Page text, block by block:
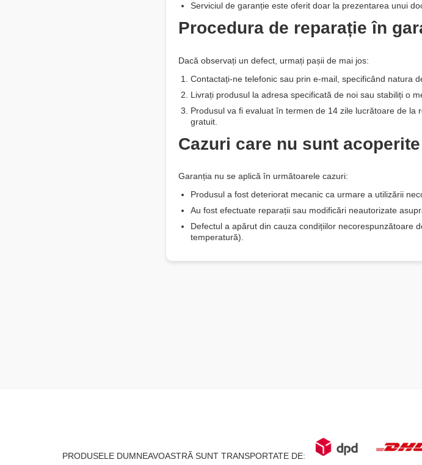
Serviciul de garanție este oferit doar la prezentarea unui
Procedura de reparație în
Dacă observați un defect, urmați pașii de mai jos:
Contactați-ne telefonic sau prin e-mail, specificând natura
Livrați produsul la adresa specificată de noi sau stabiliți o
Produsul va fi evaluat în termen de 14 zile lucrătoare de
gratuit.
Cazuri care nu sunt
Garanția nu se aplică în următoarele cazuri:
Produsul a fost deteriorat mecanic ca urmare a utilizării
Au fost efectuate reparații sau modificări neautorizate
Defectul a apărut din cauza condițiilor necorespunzătoare
temperatură).
PRODUSELE DUMNEAVOASTRĂ SUNT TRANSPORTATE DE: